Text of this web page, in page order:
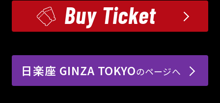
Buy Ticket
日楽座 GINZA TOKYOのページへ